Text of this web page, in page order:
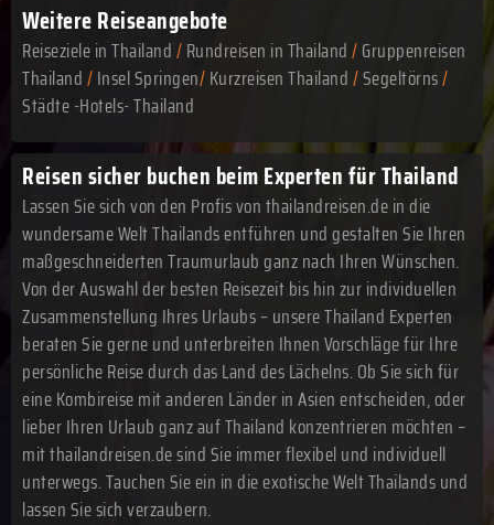
Weitere Reiseangebote
Reiseziele in Thailand/Rundreisen in Thailand/Gruppenreisen
Thailand/Insel Springen/Kurzreisen Thailand/Segeltörns/
Städte -Hotels- Thailand
Reisen sicher buchen beim Experten für Thailand
Lassen Sie sich von den Profis von thailandreisen.de in die
wundersame Welt Thailands entführen und gestalten Sie Ihren
maßgeschneiderten Traumurlaub ganz nach Ihren Wünschen.
Von der Auswahl der besten Reisezeit bis hin zur individuellen
Zusammenstellung Ihres Urlaubs – unsere Thailand Experten
beraten Sie gerne und unterbreiten Ihnen Vorschläge für Ihre
persönliche Reise durch das Land des Lächelns. Ob Sie sich für
eine Kombireise mit anderen Länder in Asien entscheiden, oder
lieber Ihren Urlaub ganz auf Thailand konzentrieren möchten –
mit thailandreisen.de sind Sie immer flexibel und individuell
unterwegs. Tauchen Sie ein in die exotische Welt Thailands und
lassen Sie sich verzaubern.